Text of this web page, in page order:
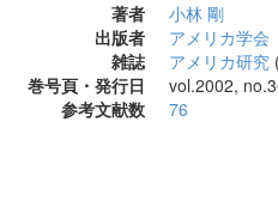
著者
小林 剛
出版者
アメリカ学会
雑誌
アメリカ研究 (
巻号頁・発行日
vol.2002,
参考文献数
76